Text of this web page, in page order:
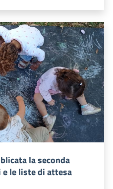
la seconda
le liste di attesa